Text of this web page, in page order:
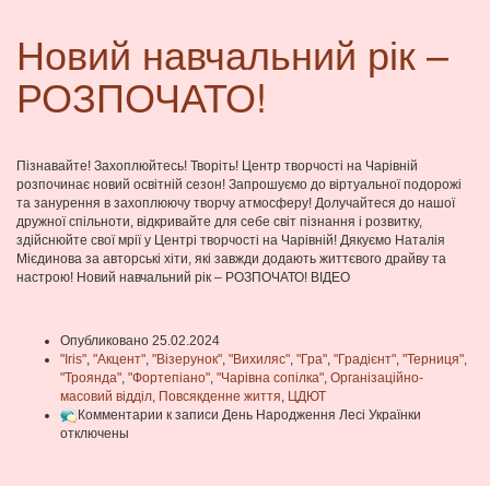
Новий навчальний рік –
РОЗПОЧАТО!
Пізнавайте! Захоплюйтесь! Творіть! Центр творчості на Чарівній
розпочинає новий освітній сезон! Запрошуємо до віртуальної подорожі
та занурення в захоплюючу творчу атмосферу! Долучайтеся до нашої
дружної спільноти, відкривайте для себе світ пізнання і розвитку,
здійснюйте свої мрії у Центрі творчості на Чарівній! Дякуємо Наталія
Мієдинова за авторські хіти, які завжди додають життєвого драйву та
настрою! Новий навчальний рік – РОЗПОЧАТО! ВІДЕО
Опубликовано 25.02.2024
"Iris", "Акцент", "Візерунок", "Вихиляс", "Гра", "Градієнт", "Терниця",
"Троянда", "Фортепіано", "Чарівна сопілка", Організаційно-
масовий відділ, Повсякденне життя, ЦДЮТ
Комментарии к записи День Народження Лесі Українки
отключены